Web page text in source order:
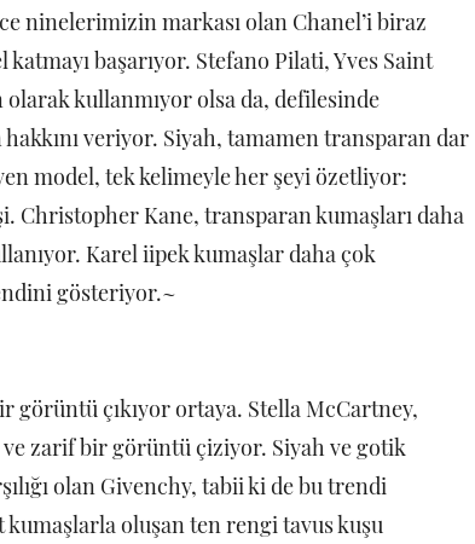
ninelerimizin markası olan Chanel’i biraz
başarıyor. Stefano Pilati, Yves Saint
kullanmıyor olsa da, defilesinde
veriyor. Siyah, tamamen transparan dar
model, tek kelimeyle her şeyi özetliyor:
Christopher Kane, transparan kumaşları daha
Karel iipek kumaşlar daha çok
gösteriyor.~
görüntü çıkıyor ortaya. Stella McCartney,
zarif bir görüntü çiziyor. Siyah ve gotik
olan Givenchy, tabii ki de bu trendi
oluşan ten rengi tavus kuşu